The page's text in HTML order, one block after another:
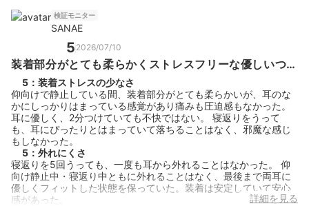
検証モニター
SANAE
5 2026/07/10
装着部分がとても柔らかくストレスフリーな優しいつけ
心地
5 ： 装着ストレスの少なさ
仰向けで静止している間、装着部分がとても柔らかいが、耳のな
かにしっかりはまっている感覚があり痛みも圧迫感もなかった。
耳に優しく、2分つけていても不快ではない。 寝返りをうって
も、耳にぴったりとはまっていて落ちることはなく、邪魔な感じ
もしなかった。
5 ： 外れにくさ
寝返りを5回うっても、一度も耳から外れることはなかった。 仰
向け静止中・寝返り中ともに外れることはなく、最後まで両耳に
優しくフィットした状態を保っていた。装着は安定していて安心
感があった。
詳細を見る